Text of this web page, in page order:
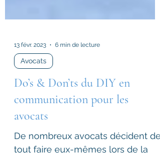
13 févr. 2023
Avocats
Do’s & Don’ts du DIY en
communication pour les
avocats